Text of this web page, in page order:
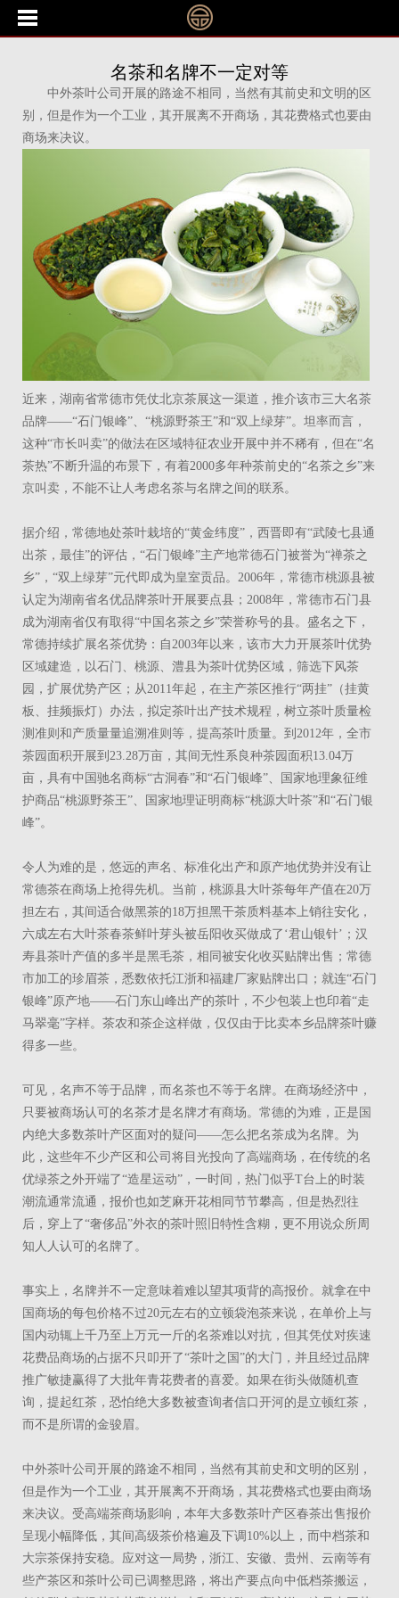
名茶和名牌不一定对等
中外茶叶公司开展的路途不相同，当然有其前史和文明的区
别，但是作为一个工业，其开展离不开商场，其花费格式也要由
商场来决议。
近来，湖南省常德市凭仗北京茶展这一渠道，推介该市三大名茶
品牌――“石门银峰”、“桃源野茶王”和“双上绿芽”。坦率而言，
这种“市长叫卖”的做法在区域特征农业开展中并不稀有，但在“名
茶热”不断升温的布景下，有着2000多年种茶前史的“名茶之乡”来
京叫卖，不能不让人考虑名茶与名牌之间的联系。
据介绍，常德地处茶叶栽培的“黄金纬度”，西晋即有“武陵七县通
出茶，最佳”的评估，“石门银峰”主产地常德石门被誉为“禅茶之
乡”，“双上绿芽”元代即成为皇室贡品。2006年，常德市桃源县被
认定为湖南省名优品牌茶叶开展要点县；2008年，常德市石门县
成为湖南省仅有取得“中国名茶之乡”荣誉称号的县。盛名之下，
常德持续扩展名茶优势：自2003年以来，该市大力开展茶叶优势
区域建造，以石门、桃源、澧县为茶叶优势区域，筛选下风茶
园，扩展优势产区；从2011年起，在主产茶区推行“两挂”（挂黄
板、挂频振灯）办法，拟定茶叶出产技术规程，树立茶叶质量检
测准则和产质量量追溯准则等，提高茶叶质量。到2012年，全市
茶园面积开展到23.28万亩，其间无性系良种茶园面积13.04万
亩，具有中国驰名商标“古洞春”和“石门银峰”、国家地理象征维
护商品“桃源野茶王”、国家地理证明商标“桃源大叶茶”和“石门银
峰”。
令人为难的是，悠远的声名、标准化出产和原产地优势并没有让
常德茶在商场上抢得先机。当前，桃源县大叶茶每年产值在20万
担左右，其间适合做黑茶的18万担黑干茶质料基本上销往安化，
六成左右大叶茶春茶鲜叶芽头被岳阳收买做成了‘君山银针’；汉
寿县茶叶产值的多半是黑毛茶，相同被安化收买贴牌出售；常德
市加工的珍眉茶，悉数依托江浙和福建厂家贴牌出口；就连“石门
银峰”原产地――石门东山峰出产的茶叶，不少包装上也印着“走
马翠毫”字样。茶农和茶企这样做，仅仅由于比卖本乡品牌茶叶赚
得多一些。
可见，名声不等于品牌，而名茶也不等于名牌。在商场经济中，
只要被商场认可的名茶才是名牌才有商场。常德的为难，正是国
内绝大多数茶叶产区面对的疑问――怎么把名茶成为名牌。为
此，这些年不少产区和公司将目光投向了高端商场，在传统的名
优绿茶之外开端了“造星运动”，一时间，热门似乎T台上的时装
潮流通常流通，报价也如芝麻开花相同节节攀高，但是热烈往
后，穿上了“奢侈品”外衣的茶叶照旧特性含糊，更不用说众所周
知人人认可的名牌了。
事实上，名牌并不一定意味着难以望其项背的高报价。就拿在中
国商场的每包价格不过20元左右的立顿袋泡茶来说，在单价上与
国内动辄上千乃至上万元一斤的名茶难以对抗，但其凭仗对疾速
花费品商场的占据不只叩开了“茶叶之国”的大门，并且经过品牌
推广敏捷赢得了大批年青花费者的喜爱。如果在街头做随机查
询，提起红茶，恐怕绝大多数被查询者信口开河的是立顿红茶，
而不是所谓的金骏眉。
中外茶叶公司开展的路途不相同，当然有其前史和文明的区别，
但是作为一个工业，其开展离不开商场，其花费格式也要由商场
来决议。受高端茶商场影响，本年大多数茶叶产区春茶出售报价
呈现小幅降低，其间高级茶价格遍及下调10%以上，而中档茶和
大宗茶保持安稳。应对这一局势，浙江、安徽、贵州、云南等有
些产茶区和茶叶公司已调整思路，将出产要点向中低档茶搬运，